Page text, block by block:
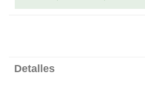
Detalles